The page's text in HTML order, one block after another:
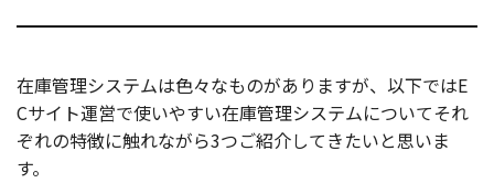
在庫管理システムは色々なものがありますが、以下ではE
Cサイト運営で使いやすい在庫管理システムについてそれ
ぞれの特徴に触れながら3つご紹介してきたいと思いま
す。